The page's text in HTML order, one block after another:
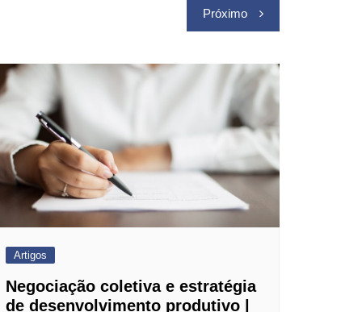
Próximo
Artigos
Negociação coletiva e estratégia
de desenvolvimento produtivo |